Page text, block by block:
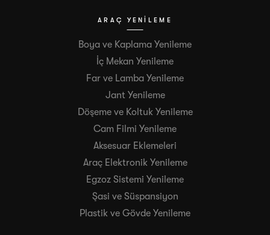
ARAÇ YENILEME
Boya ve Kaplama Yenileme
İç Mekan Yenileme
Far ve Lamba Yenileme
Jant Yenileme
Döşeme ve Koltuk Yenileme
Cam Filmi Yenileme
Aksesuar Eklemeleri
Araç Elektronik Yenileme
Egzoz Sistemi Yenileme
Şasi ve Süspansiyon
Plastik ve Gövde Yenileme